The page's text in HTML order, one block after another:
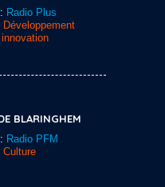
Radio Plus
Développement
BLARINGHEM
Radio PFM
Culture